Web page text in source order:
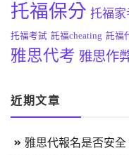
托福保分 托福
托福考試 託福cheating 託福
雅思代考 雅思作
近期文章
雅思代報名是否安全